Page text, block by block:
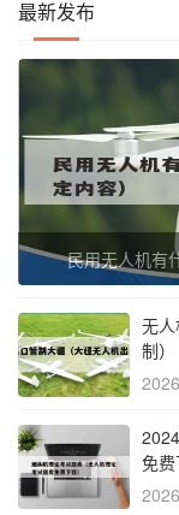
最新发布
民用无人机有
无
制）
免费